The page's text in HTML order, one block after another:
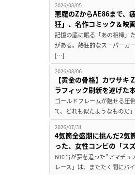
2026/08/05
悪魔のZからAE86まで、
狂」、名作コミック＆映
記憶の底に眠る「あの相棒」
がある。熱狂的なスーパーカ
[…]
2026/08/06
【黄金の骨格】カワサ
ラフィック刷新を遂げた
ゴールドフレームが魅せる圧
て、どれも似たようなものだ
2026/07/31
4気筒全盛期に挑んだ2気
った、女性コンビの「ス
600台が夢を追った”アマチュ
レース」は、またたく間にバ